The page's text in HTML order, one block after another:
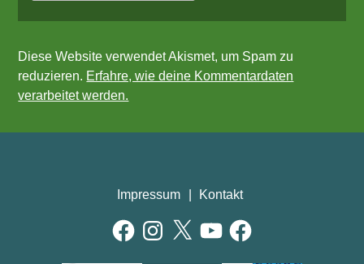
Diese Website verwendet Akismet, um Spam zu
reduzieren. Erfahre, wie deine Kommentardaten
verarbeitet werden.
Impressum Kontakt
FacebookInstagram
X YouTubeFacebook